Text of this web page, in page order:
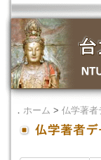
． ホーム > 仏学著者